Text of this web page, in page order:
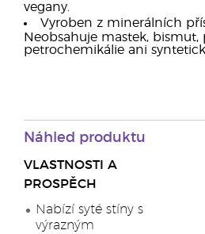
vegany.
Vyroben z minerálních
Neobsahuje mastek, bismut,
petrochemikálie ani
Náhled produktu
VLASTNOSTI A
PROSPĚCH
Nabízí syté stíny s
výrazným